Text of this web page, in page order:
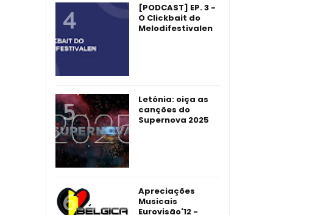
[PODCAST] EP. 3 -
O Clickbait do
Melodifestivalen
Letónia: oiça as
canções do
Supernova 2025
Apreciações
Musicais
Eurovisão'12 -